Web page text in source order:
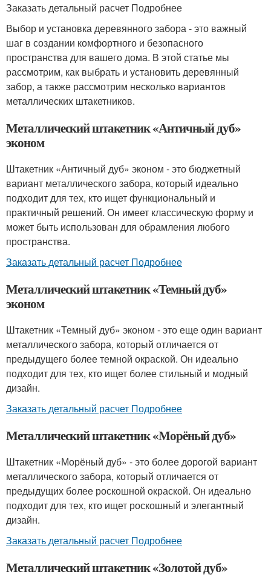
Заказать детальный расчет Подробнее
Выбор и установка деревянного забора - это важный
шаг в создании комфортного и безопасного
пространства для вашего дома. В этой статье мы
рассмотрим, как выбрать и установить деревянный
забор, а также рассмотрим несколько вариантов
металлических штакетников.
Металлический штакетник «Античный дуб»
эконом
Штакетник «Античный дуб» эконом - это бюджетный
вариант металлического забора, который идеально
подходит для тех, кто ищет функциональный и
практичный решений. Он имеет классическую форму и
может быть использован для обрамления любого
пространства.
Заказать детальный расчет Подробнее
Металлический штакетник «Темный дуб»
эконом
Штакетник «Темный дуб» эконом - это еще один вариант
металлического забора, который отличается от
предыдущего более темной окраской. Он идеально
подходит для тех, кто ищет более стильный и модный
дизайн.
Заказать детальный расчет Подробнее
Металлический штакетник «Морёный дуб»
Штакетник «Морёный дуб» - это более дорогой вариант
металлического забора, который отличается от
предыдущих более роскошной окраской. Он идеально
подходит для тех, кто ищет роскошный и элегантный
дизайн.
Заказать детальный расчет Подробнее
Металлический штакетник «Золотой дуб»